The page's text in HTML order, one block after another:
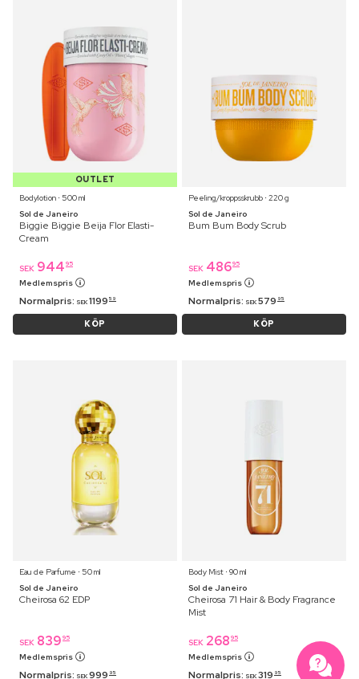
OUTLET
Bodylotion ⋅ 500 ml
Sol de Janeiro
Biggie Biggie Beija Flor Elasti-
Cream
SEK 944 95
Medlemspris
Normalpris: SEK 1199 59
KÖP
Peeling/kroppsskrubb ⋅ 220 g
Sol de Janeiro
Bum Bum Body Scrub
SEK 48695
Medlemspris
Normalpris: SEK 579 95
KÖP
Eau de Parfume ⋅ 50 ml
Sol de Janeiro
Cheirosa 62 EDP
SEK 839 95
Medlemspris
Normalpris: SEK 999 95
Body Mist ⋅ 90 ml
Sol de Janeiro
Cheirosa 71 Hair & Body Fragrance
Mist
SEK 268 95
Medlemspris
Normalpris: SEK 319 95